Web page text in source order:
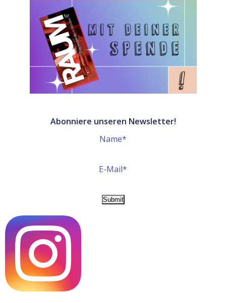
Abonniere unseren Newsletter!
Name*
E-Mail*